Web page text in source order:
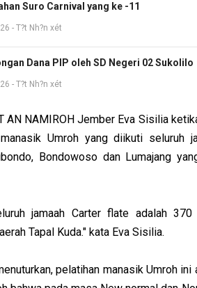
Suro Carnival yang ke -11
- T?t Nh?n xét
Dana PIP oleh SD Negeri 02 Sukolilo
- T?t Nh?n xét
AN NAMIROH Jember Eva Sisilia
Umroh yang diikuti seluruh
Bondowoso dan Lumajang
jamaah Carter flate adalah
Tapal Kuda." kata Eva Sisilia.
pelatihan manasik Umroh